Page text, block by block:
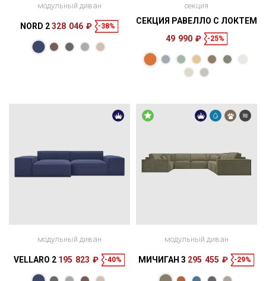
модульный диван
NORD 2328 046 ₽ -38%
Размеры
128 × 84 × 125
Спальное
165 × 100 см
секция
СЕКЦИЯ РАВЕЛЛО С ЛОКТЕМ
49 990 ₽
-25%
модульный диван
VELLARO 2 195 823 ₽ -40%
модульный диван
МИЧИГАН 3 295 455 ₽ -29%